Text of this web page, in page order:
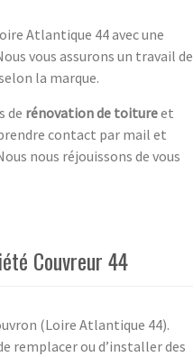
Atlantique 44 avec une
vous assurons un travail de
la marque.
de rénovation de toitureet
contact par mail et
nous réjouissons de vous
Couvreur 44
(Loire Atlantique 44).
remplacer ou d’installer des